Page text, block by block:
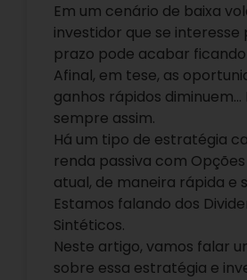
Em um cenário de baixa
investidor que se
prazo pode acabar
Afinal, em tese, as
ganhos rápidos diminuem…
sempre assim.
Há um tipo de estratégia
renda passiva com
atual, de maneira rápida e
Estamos falando dos
Sintéticos.
Neste artigo, vamos falar
sobre essa estratégia e